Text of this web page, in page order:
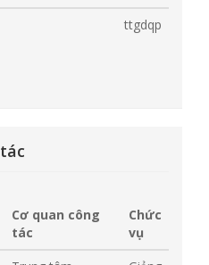
ttgdqp
Cơ quan công
tác
Chức
vụ